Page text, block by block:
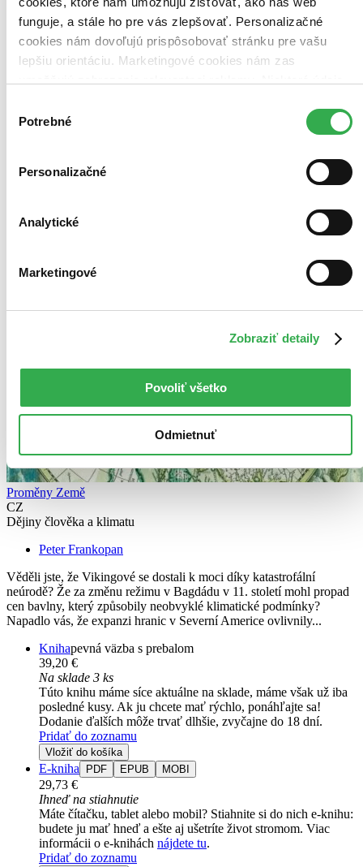
funguje, a stále ho pre vás zlepšovať. Personalizačné
cookies nám dovoľujú prispôsobovať stránku pre vašu
lepšiu orientáciu. Marketingové cookies nám zas
keby sme mohli používať všetky tieto cookies. Ďakujeme!
súhlasu
Potrebné
Personalizačné
Analytické
Marketingové
Zobraziť detaily
Povoliť všetko
Odmietnuť
Proměny Země
CZ
Dějiny člověka a klimatu
Peter Frankopan
Věděli jste, že Vikingové se dostali k moci díky katastrofální
neúrodě? Že za změnu režimu v Bagdádu v 11. století mohl propad
cen bavlny, který způsobily neobvyklé klimatické podmínky?
Napadlo vás, že expanzi hranic v Severní Americe ovlivnily...
Knihapevná väzba s prebalom
39,20 €
Na sklade 3 ks
Túto knihu máme síce aktuálne na sklade, máme však už iba
posledné kusy. Ak ju chcete mať rýchlo, ponáhľajte sa!
Dodanie ďalších môže trvať dlhšie, zvyčajne do 18 dní.
Pridať do zoznamu
Vložiť do košíka
E-kniha PDF EPUB MOBI
29,73 €
Ihneď na stiahnutie
Máte čítačku, tablet alebo mobil? Stiahnite si do nich e-knihu:
budete ju mať hneď a ešte aj ušetríte život stromom. Viac
informácii o e-knihách nájdete tu.
Pridať do zoznamu